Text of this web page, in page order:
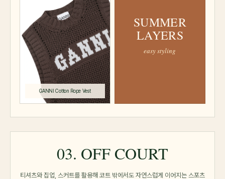
SUMMER
LAYERS
easy styling
03. OFF COURT
티셔츠와 집업, 스커트를 활용해 코트 밖에서도 자연스럽게 이어지는 스포츠